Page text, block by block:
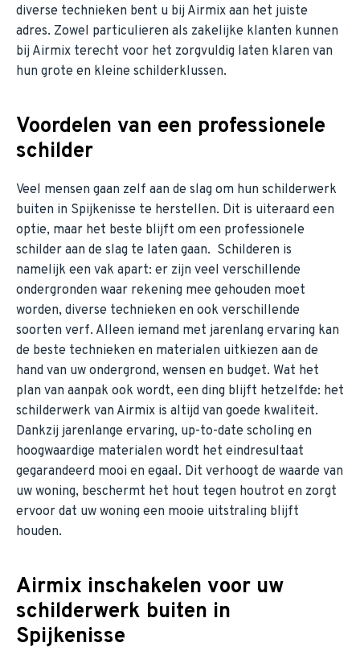
diverse technieken bent u bij Airmix aan het juiste
adres. Zowel particulieren als zakelijke klanten kunnen
bij Airmix terecht voor het zorgvuldig laten klaren van
hun grote en kleine schilderklussen.
Voordelen van een professionele
schilder
Veel mensen gaan zelf aan de slag om hun schilderwerk
buiten in Spijkenisse te herstellen. Dit is uiteraard een
optie, maar het beste blijft om een professionele
schilder aan de slag te laten gaan. Schilderen is
namelijk een vak apart: er zijn veel verschillende
ondergronden waar rekening mee gehouden moet
worden, diverse technieken en ook verschillende
soorten verf. Alleen iemand met jarenlang ervaring kan
de beste technieken en materialen uitkiezen aan de
hand van uw ondergrond, wensen en budget. Wat het
plan van aanpak ook wordt, een ding blijft hetzelfde: het
schilderwerk van Airmix is altijd van goede kwaliteit.
Dankzij jarenlange ervaring, up-to-date scholing en
hoogwaardige materialen wordt het eindresultaat
gegarandeerd mooi en egaal. Dit verhoogt de waarde van
uw woning, beschermt het hout tegen houtrot en zorgt
ervoor dat uw woning een mooie uitstraling blijft
houden.
Airmix inschakelen voor uw
schilderwerk buiten in
Spijkenisse